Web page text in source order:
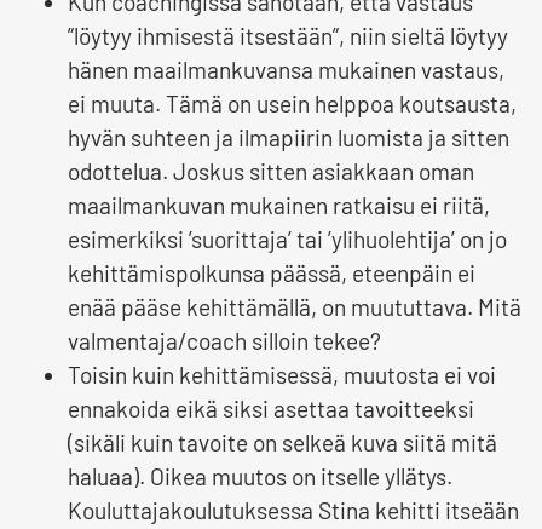
”löytyy ihmisestä itsestään”, niin sieltä löytyy
hänen maailmankuvansa mukainen vastaus,
ei muuta. Tämä on usein helppoa koutsausta,
hyvän suhteen ja ilmapiirin luomista ja sitten
odottelua. Joskus sitten asiakkaan oman
maailmankuvan mukainen ratkaisu ei riitä,
esimerkiksi ’suorittaja’ tai ’ylihuolehtija’ on jo
kehittämispolkunsa päässä, eteenpäin ei
enää pääse kehittämällä, on muututtava. Mitä
valmentaja/coach silloin tekee?
Toisin kuin kehittämisessä, muutosta ei voi
ennakoida eikä siksi asettaa tavoitteeksi
(sikäli kuin tavoite on selkeä kuva siitä mitä
haluaa). Oikea muutos on itselle yllätys.
Kouluttajakoulutuksessa Stina kehitti itseään